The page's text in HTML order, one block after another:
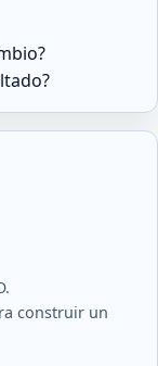
construir un